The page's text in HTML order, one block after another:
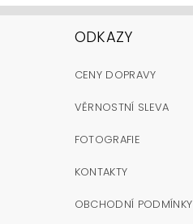
ODKAZY
CENY DOPRAVY
VĚRNOSTNÍ SLEVA
FOTOGRAFIE
KONTAKTY
OBCHODNÍ PODMÍNKY